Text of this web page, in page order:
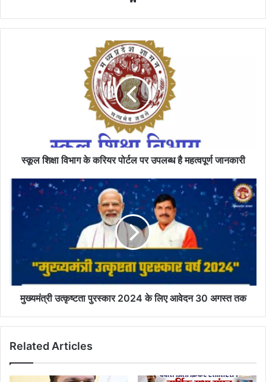
महत्वपूर्णस्कूल शिक्षा विभाग के करियर पोर्टल पर उपलब्ध है महत्वपूर्ण जानकारी
मुख्यमंत्री
उत्कृष्टता
पुरस्कार
2024
आवेदन
अगस्त
मुख्यमंत्री उत्कृष्टता पुरस्कार 2024 के लिए आवेदन 30 अगस्त तक
Related Articles